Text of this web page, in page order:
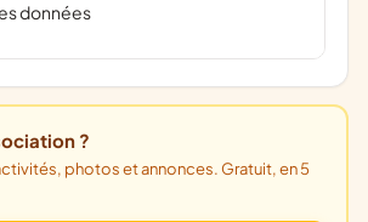
données
?